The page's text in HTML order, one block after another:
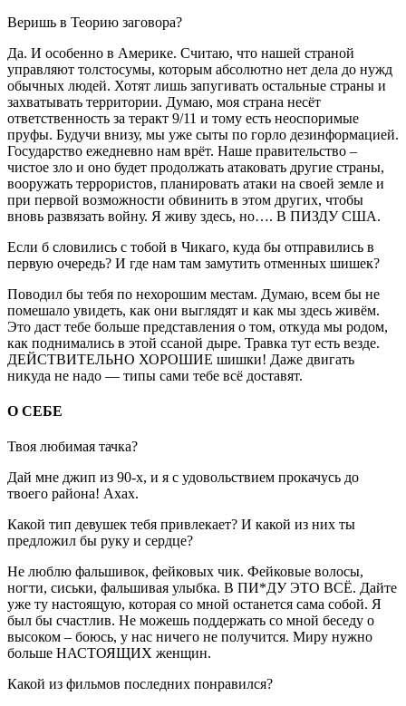
Веришь в Теорию заговора?
Да. И особенно в Америке. Считаю, что нашей страной
управляют толстосумы, которым абсолютно нет дела до нужд
обычных людей. Хотят лишь запугивать остальные страны и
захватывать территории. Думаю, моя страна несёт
ответственность за теракт 9/11 и тому есть неоспоримые
пруфы. Будучи внизу, мы уже сыты по горло дезинформацией.
Государство ежедневно нам врёт. Наше правительство –
чистое зло и оно будет продолжать атаковать другие страны,
вооружать террористов, планировать атаки на своей земле и
при первой возможности обвинить в этом других, чтобы
вновь развязать войну. Я живу здесь, но…. В ПИЗДУ США.
Если б словились с тобой в Чикаго, куда бы отправились в
первую очередь? И где нам там замутить отменных шишек?
Поводил бы тебя по нехорошим местам. Думаю, всем бы не
помешало увидеть, как они выглядят и как мы здесь живём.
Это даст тебе больше представления о том, откуда мы родом,
как поднимались в этой ссаной дыре. Травка тут есть везде.
ДЕЙСТВИТЕЛЬНО ХОРОШИЕ шишки! Даже двигать
никуда не надо — типы сами тебе всё доставят.
О СЕБЕ
Твоя любимая тачка?
Дай мне джип из 90-х, и я с удовольствием прокачусь до
твоего района! Ахах.
Какой тип девушек тебя привлекает? И какой из них ты
предложил бы руку и сердце?
Не люблю фальшивок, фейковых чик. Фейковые волосы,
ногти, сиськи, фальшивая улыбка. В ПИ*ДУ ЭТО ВСЁ. Дайте
уже ту настоящую, которая со мной останется сама собой. Я
был бы счастлив. Не можешь поддержать со мной беседу о
высоком – боюсь, у нас ничего не получится. Миру нужно
больше НАСТОЯЩИХ женщин.
Какой из фильмов последних понравился?